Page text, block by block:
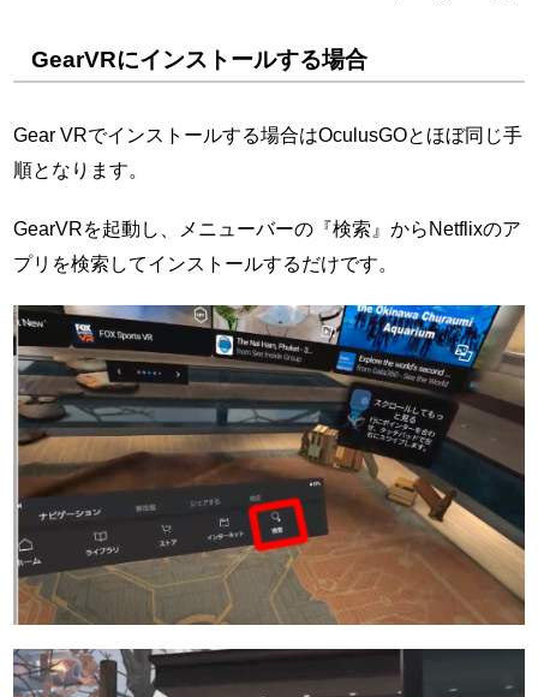
GearVRにインストールする場合
Gear VRでインストールする場合はOculusGOとほぼ同じ手
順となります。
GearVRを起動し、メニューバーの『検索』からNetflixのア
プリを検索してインストールするだけです。